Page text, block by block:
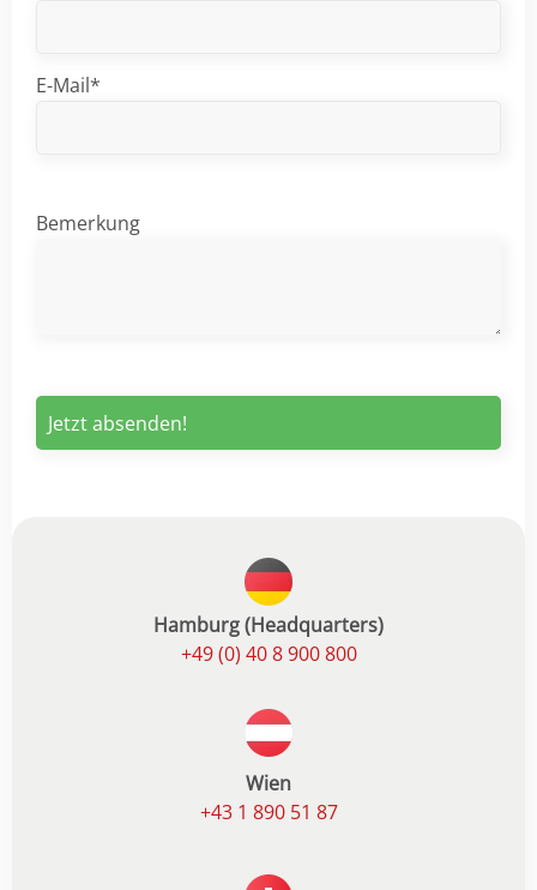
Hamburg (Headquarters)
+49 (0) 40 8 900 800
Wien
+43 1 890 51 87
E-Mail*
Bemerkung